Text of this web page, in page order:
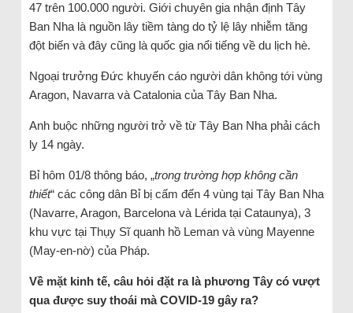
47 trên 100.000 người. Giới chuyên gia nhận định Tây
Ban Nha là nguồn lây tiềm tàng do tỷ lệ lây nhiễm tăng
đột biến và đây cũng là quốc gia nổi tiếng về du lịch hè.
Ngoại trưởng Đức khuyến cáo người dân không tới vùng
Aragon, Navarra và Catalonia của Tây Ban Nha.
Anh buộc những người trở về từ Tây Ban Nha phải cách
ly 14 ngày.
Bỉ hôm 01/8 thông báo, „trong trường hợp không cần
thiết“ các công dân Bỉ bị cấm đến 4 vùng tại Tây Ban Nha
(Navarre, Aragon, Barcelona và Lérida tại Cataunya), 3
khu vực tại Thụy Sĩ quanh hồ Leman và vùng Mayenne
(May-en-nờ) của Pháp.
Về mặt kinh tế, câu hỏi đặt ra là phương Tây có vượt
qua được suy thoái mà COVID-19 gây ra?